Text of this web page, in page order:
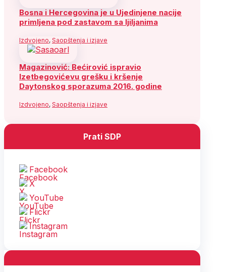
Bosna i Hercegovina je u Ujedinjene nacije
primljena pod zastavom sa ljiljanima
Izdvojeno, Saopštenja i izjave
Magazinović: Bećirović ispravio
Izetbegovićevu grešku i kršenje
Daytonskog sporazuma 2016. godine
Izdvojeno, Saopštenja i izjave
Prati SDP
Facebook
X
YouTube
Flickr
Instagram